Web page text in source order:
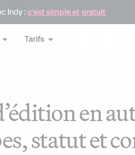
Indy :c’est simple et gratuit
Tarifs
en
statut et